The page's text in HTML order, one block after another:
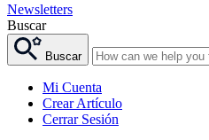
Newsletters
Buscar
Buscar
Mi Cuenta
Crear Artículo
Cerrar Sesión